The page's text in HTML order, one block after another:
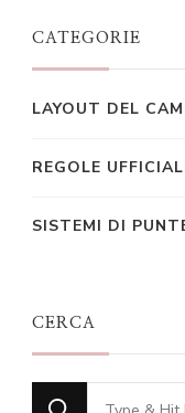
CATEGORIE
LAYOUT DEL
REGOLE
SISTEMI DI
CERCA
Looking